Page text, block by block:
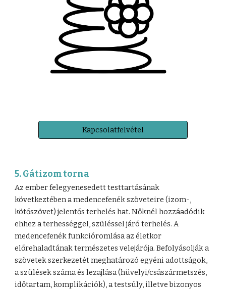
Kapcsolatfelvétel
5. Gátizom torna
Az ember felegyenesedett testtartásának
következtében a medencefenék szöveteire (izom-,
kötőszövet) jelentős terhelés hat. Nőknél hozzáadódik
ehhez a terhességgel, szüléssel járó terhelés. A
medencefenék funkcióromlása az életkor
előrehaladtának természetes velejárója. Befolyásolják a
szövetek szerkezetét meghatározó egyéni adottságok,
a szülések száma és lezajlása (hüvelyi/császármetszés,
időtartam, komplikációk), a testsúly, illetve bizonyos